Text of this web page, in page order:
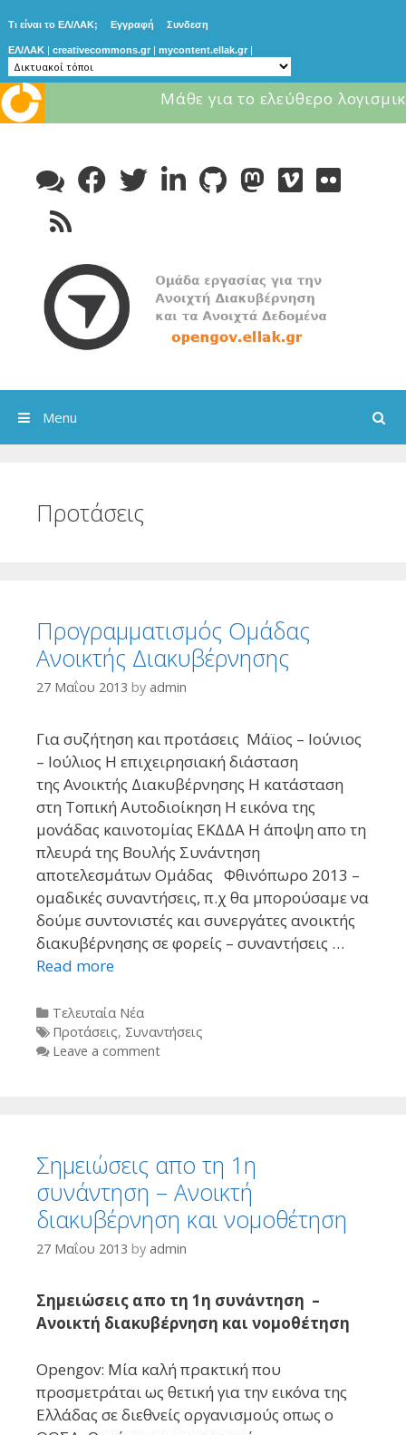
Τι είναι το ΕΛ/ΛΑΚ; Εγγραφή Συνδεση
ΕΛ/ΛΑΚ | creativecommons.gr | mycontent.ellak.gr |
Μάθε για το ελεύθερο
content
Search
Menu
Προτάσεις
Προγραμματισμός Ομάδας
Ανοικτής Διακυβέρνησης
27 Μαΐου 2013 by admin
Για συζήτηση και προτάσεις Μάϊος – Ιούνιος
– Ιούλιος Η επιχειρησιακή διάσταση
της Ανοικτής Διακυβέρνησης Η κατάσταση
στη Τοπική Αυτοδιοίκηση Η εικόνα της
μονάδας καινοτομίας ΕΚΔΔΑ Η άποψη απο τη
πλευρά της Βουλής Συνάντηση
αποτελεσμάτων Ομάδας Φθινόπωρο 2013 –
ομαδικές συναντήσεις, π.χ θα μπορούσαμε να
δούμε συντονιστές και συνεργάτες ανοικτής
διακυβέρνησης σε φορείς – συναντήσεις …
Read more
Categories
Τελευταία Νέα
Tags
Προτάσεις, Συναντήσεις
Leave a comment
Σημειώσεις απο τη 1η
συνάντηση – Ανοικτή
διακυβέρνηση και νομοθέτηση
27 Μαΐου 2013 by admin
Σημειώσεις απο τη 1η συνάντηση –
Ανοικτή διακυβέρνηση και νομοθέτηση
Opengov: Μία καλή πρακτική που
προσμετράται ως θετική για την εικόνα της
Ελλάδας σε διεθνείς οργανισμούς οπως ο